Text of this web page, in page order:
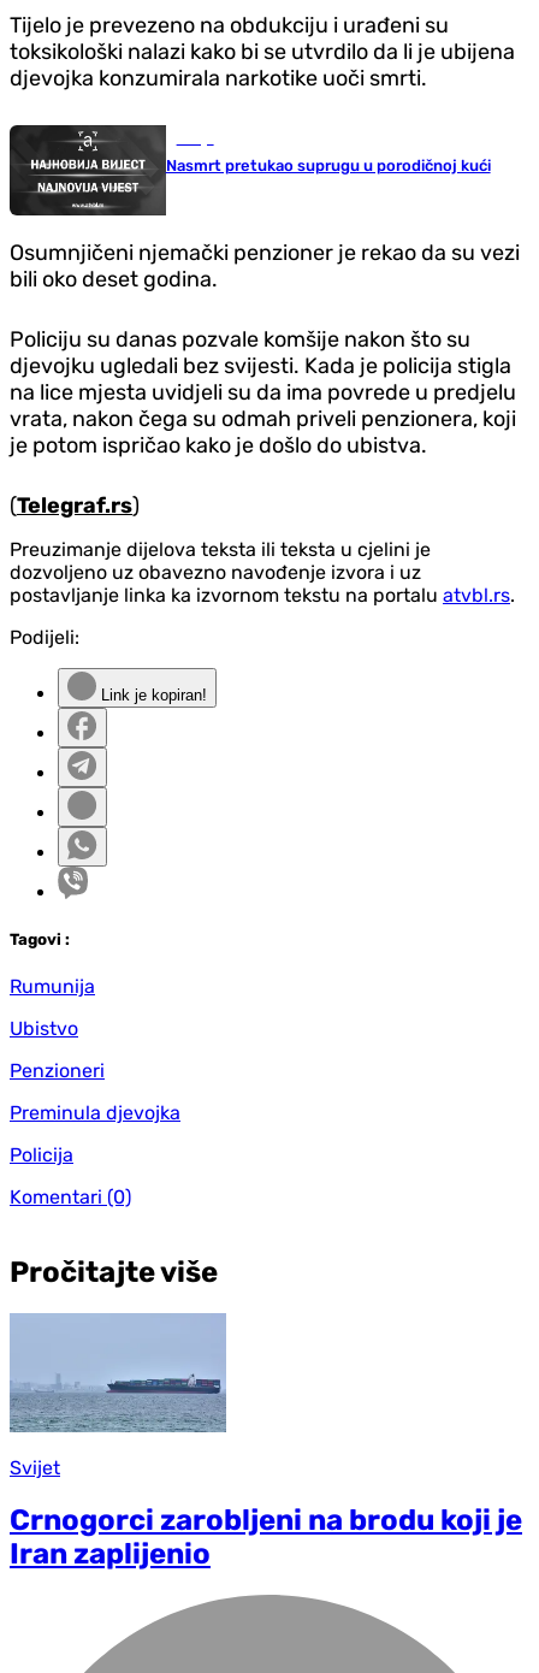
Tijelo je prevezeno na obdukciju i urađeni su
toksikološki nalazi kako bi se utvrdilo da li je ubijena
djevojka konzumirala narkotike uoči smrti.
Nasmrt pretukao suprugu u porodičnoj kući
Osumnjičeni njemački penzioner je rekao da su vezi
bili oko deset godina.
Policiju su danas pozvale komšije nakon što su
djevojku ugledali bez svijesti. Kada je policija stigla
na lice mjesta uvidjeli su da ima povrede u predjelu
vrata, nakon čega su odmah priveli penzionera, koji
je potom ispričao kako je došlo do ubistva.
(Telegraf.rs)
Preuzimanje dijelova teksta ili teksta u cjelini je
dozvoljeno uz obavezno navođenje izvora i uz
postavljanje linka ka izvornom tekstu na portalu atvbl.rs.
Podijeli:
Link je kopiran!
Tagovi :
Rumunija
Ubistvo
Penzioneri
Preminula djevojka
Policija
Komentari (0)
Pročitajte više
Svijet
Crnogorci zarobljeni na brodu koji je
Iran zaplijenio